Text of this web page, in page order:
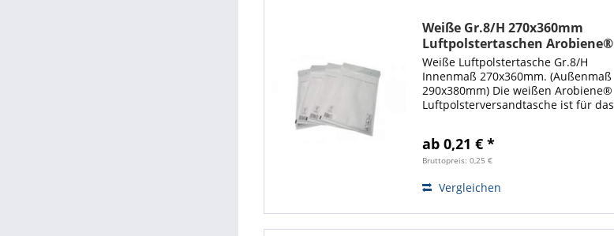
Weiße Gr.8/H 270x360mm
Luftpolstertaschen Arobiene®
Economy
Weiße Luftpolstertasche Gr.8/H
Innenmaß 270x360mm. (Außenmaß
290x380mm) Die weißen Arobiene®
Luftpolsterversandtasche ist für das
Luftpolstertaschen steht Ihnen viel
Platz...
ab 0,21 € *
Bruttopreis: 0,25 €
Vergleichen